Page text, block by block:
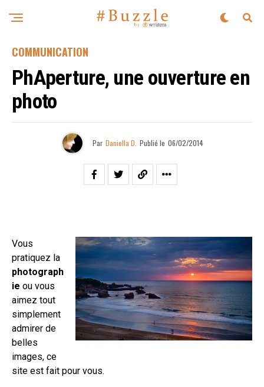
COMMUNICATION
PhAperture, une ouverture en
photo
Par Daniella D. Publié le 06/02/2014
Vous
pratiquez la
photograph
ie ou vous
aimez tout
simplement
admirer de
belles
images, ce
site est fait pour vous.